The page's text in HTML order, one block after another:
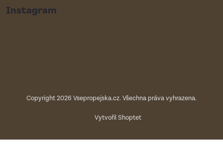
Instagram
Vytvořil Shoptet
Copyright 2026 Vsepropejska.cz. Všechna práva vyhrazena.